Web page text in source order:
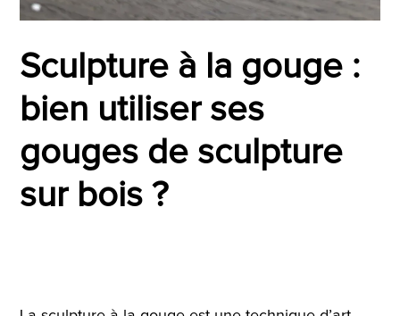
Sculpture à la gouge :
bien utiliser ses
gouges de sculpture
sur bois ?